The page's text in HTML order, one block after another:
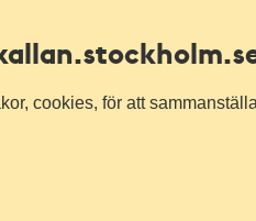
cookies, för att